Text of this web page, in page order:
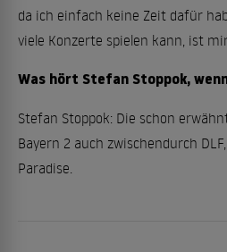
da ich einfach keine Zeit dafür
viele Konzerte spielen kann, ist
Was hört Stefan Stoppok,
Stefan Stoppok: Die schon
Bayern 2 auch zwischendurch
Paradise.